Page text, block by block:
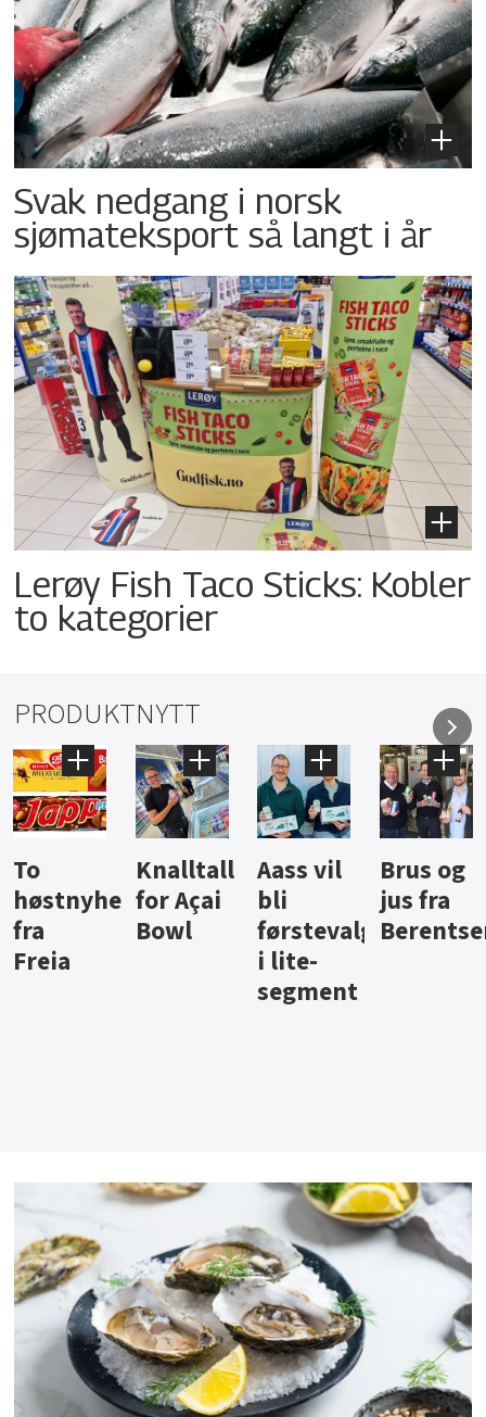
Svak nedgang i norsk
sjømateksport så langt i år
Lerøy Fish Taco Sticks: Kobler
to kategorier
PRODUKTNYTT
Knalltall
for Açai
Bowl
Aass vil
bli
førstevalg
Brus og
jus fra
Berentsen
Hard
iste fra
Hansa